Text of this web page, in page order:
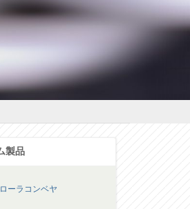
製品
ーラコンベヤ